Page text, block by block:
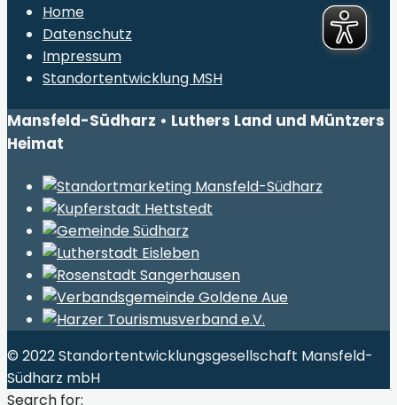
Home
Datenschutz
Impressum
Standortentwicklung MSH
Mansfeld-Südharz • Luthers Land und Müntzers
Heimat
© 2022 Standortentwicklungsgesellschaft Mansfeld-
Südharz mbH
Search for: